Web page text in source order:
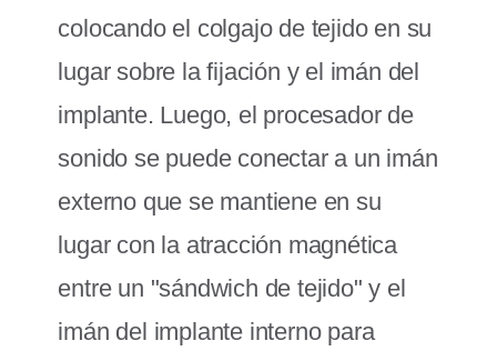
colocando el colgajo de tejido en su
lugar sobre la fijación y el imán del
implante. Luego, el procesador de
sonido se puede conectar a un imán
externo que se mantiene en su
lugar con la atracción magnética
entre un "sándwich de tejido" y el
imán del implante interno para